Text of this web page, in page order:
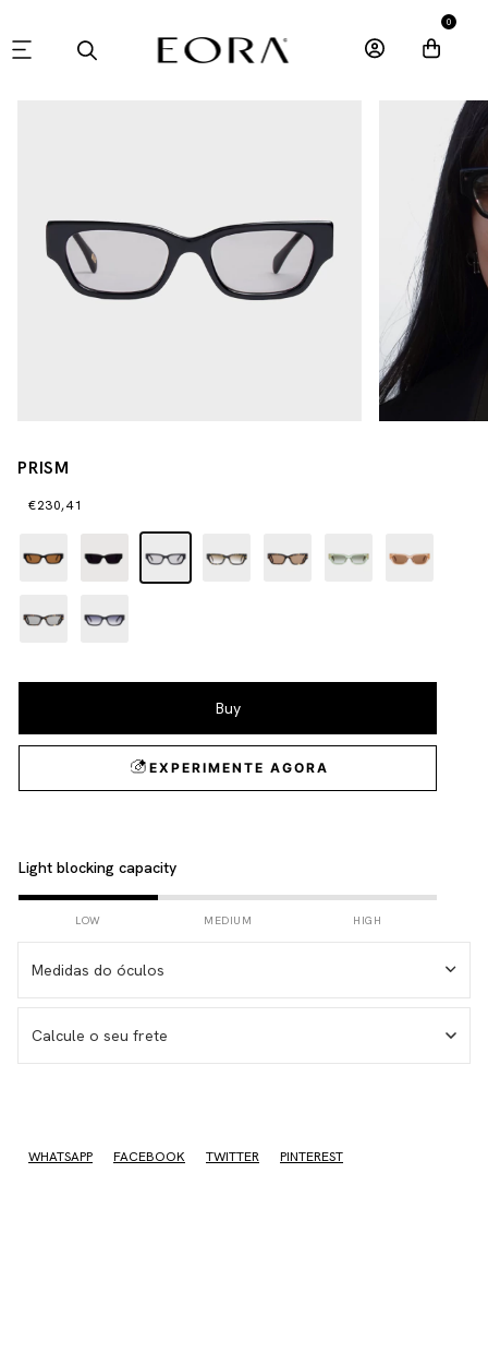
0
PRISM
€230,41
Light blocking capacity
LOW MEDIUM HIGH
Medidas do óculos
Calcule o seu frete
WHATSAPP
FACEBOOK TWITTER PINTEREST